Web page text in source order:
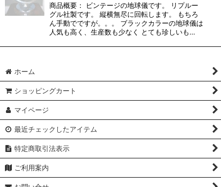
商品概要： ビンテージの地球儀です。 リプルー
グル社製です。 縦横無尽に回転します。 もちろ
ん手動でですが。。。 ブラックカラーの地球儀は
人気も高く、生産数も少なく とても珍しいも…
ホーム
ショッピングカート
マイページ
最近チェックしたアイテム
特定商取引法表示
ご利用案内